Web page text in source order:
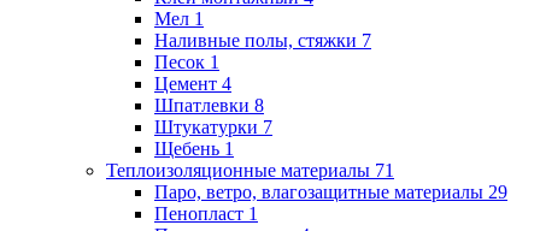
Мел 1
Наливные полы, стяжки 7
Песок 1
Цемент 4
Шпатлевки 8
Штукатурки 7
Щебень 1
Теплоизоляционные материалы 71
Паро, ветро, влагозащитные материалы 29
Пенопласт 1